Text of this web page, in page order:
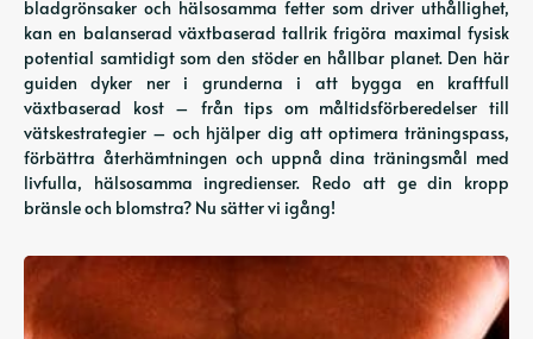
bladgrönsaker och hälsosamma fetter som driver uthållighet,
kan en balanserad växtbaserad tallrik frigöra maximal fysisk
potential samtidigt som den stöder en hållbar planet. Den här
guiden dyker ner i grunderna i att bygga en kraftfull
växtbaserad kost – från tips om måltidsförberedelser till
vätskestrategier – och hjälper dig att optimera träningspass,
förbättra återhämtningen och uppnå dina träningsmål med
livfulla, hälsosamma ingredienser. Redo att ge din kropp
bränsle och blomstra? Nu sätter vi igång!